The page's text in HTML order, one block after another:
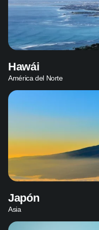
Hawái
América del Norte
Japón
Asia